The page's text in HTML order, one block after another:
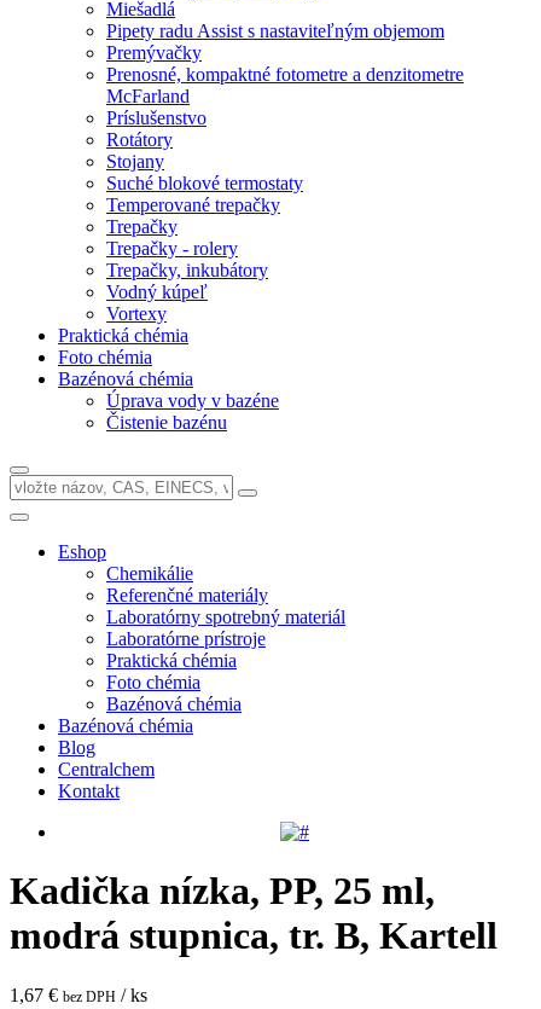
Miešadlá
Pipety radu Assist s nastaviteľným objemom
Premývačky
Prenosné, kompaktné fotometre a denzitometre
McFarland
Príslušenstvo
Rotátory
Stojany
Suché blokové termostaty
Temperované trepačky
Trepačky
Trepačky - rolery
Trepačky, inkubátory
Vodný kúpeľ
Vortexy
Praktická chémia
Foto chémia
Bazénová chémia
Úprava vody v bazéne
Čistenie bazénu
Eshop
Chemikálie
Referenčné materiály
Laboratórny spotrebný materiál
Laboratórne prístroje
Praktická chémia
Foto chémia
Bazénová chémia
Bazénová chémia
Blog
Centralchem
Kontakt
Kadička nízka, PP, 25 ml,
modrá stupnica, tr. B, Kartell
1,67 € bez DPH / ks